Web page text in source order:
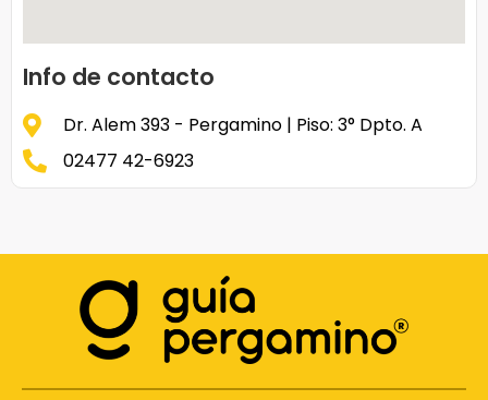
Info de contacto
Dr. Alem 393 - Pergamino | Piso: 3° Dpto. A
02477 42-6923